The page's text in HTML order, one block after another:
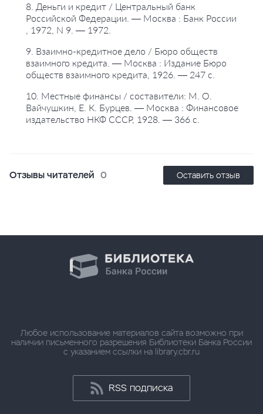
8. Деньги и кредит / Центральный банк
Российской Федерации. — Москва : Банк России
, 1972, N 9. — 1972.
9. Взаимно-кредитное дело / Бюро обществ
взаимного кредита. — Москва : Издание Бюро
обществ взаимного кредита, 1926. — 247 с.
10. Местные финансы / составители: М. О.
Вайчушкин, Е. К. Бурцев. — Москва : Финансовое
издательство НКФ СССР, 1928. — 366 с.
Отзывы читателей 0 Оставить отзыв
Любое использование материалов сайта возможно при
наличии письменного разрешения Библиотеки Банка России
с указанием ссылки на library.cbr.ru
RSS подписка